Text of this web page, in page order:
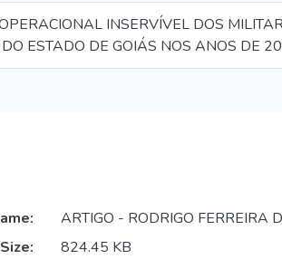
INSERVÍVEL DOS
ESTADO DE GOIÁS NOS ANOS DE
ARTIGO - RODRIGO FERREIRA
Size:
824.45 KB